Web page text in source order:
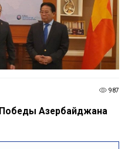
987
Азербайджана